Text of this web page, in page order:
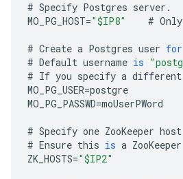
# Specify Postgres server .
MO_PG_HOST="$IP8" # Only
# Create a Postgres user for
# Default username is
# If you specify a different
MO_PG_USER=postgre
MO_PG_PASSWD=moUserPWord
# Specify one ZooKeeper host
# Ensure this is a ZooKeeper
ZK_HOSTS="$IP2"